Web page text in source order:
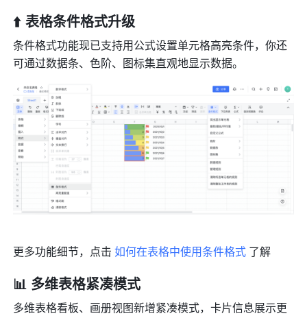
⬆️ 表格条件格式升级
条件格式功能现已支持用公式设置单元格高亮条件，你还
可通过数据条、色阶、图标集直观地显示数据。
更多功能细节，点击 如何在表格中使用条件格式 了解
📊 多维表格紧凑模式
多维表格看板、画册视图新增紧凑模式，卡片信息展示更